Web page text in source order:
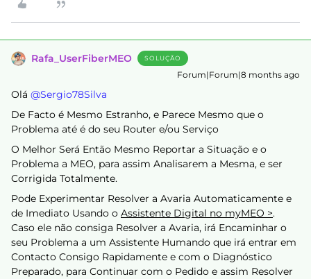
Rafa_UserFiberMEO SOLUÇÃO
Forum|Forum|8 months ago
Olá ​ @Sergio78Silva
De Facto é Mesmo Estranho, e Parece Mesmo que o
Problema até é do seu Router e/ou Serviço
O Melhor Será Então Mesmo Reportar a Situação e o
Problema a MEO, para assim Analisarem a Mesma, e ser
Corrigida Totalmente.
Pode Experimentar Resolver a Avaria Automaticamente e
de Imediato Usando o Assistente Digital no myMEO >.
Caso ele não consiga Resolver a Avaria, irá Encaminhar o
seu Problema a um Assistente Humando que irá entrar em
Contacto Consigo Rapidamente e com o Diagnóstico
Preparado, para Continuar com o Pedido e assim Resolver